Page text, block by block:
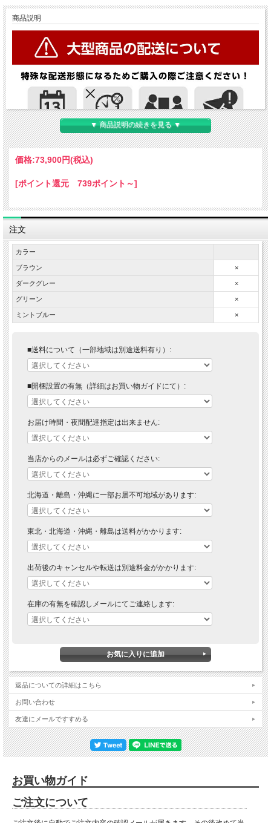
商品説明
▼ 商品説明の続きを見る ▼
価格:73,900円(税込)
[ポイント還元 739ポイント～]
注文
カラー
ブラウン ×
ダークグレー ×
グリーン ×
ミントブルー ×
■送料について（一部地域は別途送料有り）:
■開梱設置の有無（詳細はお買い物ガイドにて）:
お届け時間・夜間配達指定は出来ません:
当店からのメールは必ずご確認ください:
北海道・離島・沖縄に一部お届不可地域があります:
東北・北海道・沖縄・離島は送料がかかります:
出荷後のキャンセルや転送は別途料金がかかります:
在庫の有無を確認しメールにてご連絡します:
返品についての詳細はこちら
お問い合わせ
友達にメールですすめる
お買い物ガイド
ご注文について